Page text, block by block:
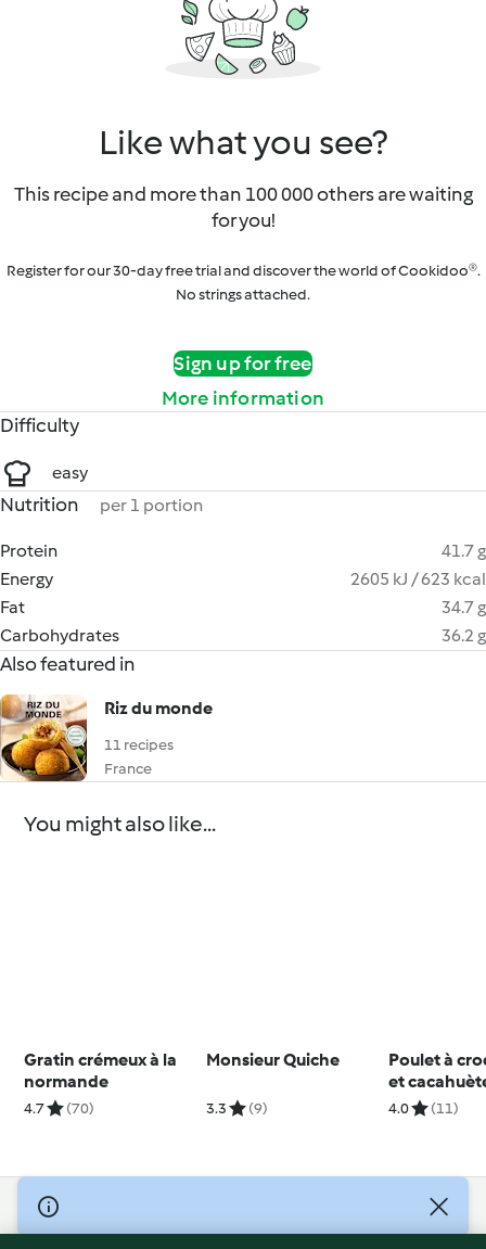
Like what you see?
This recipe and more than 100 000 others are waiting
for you!
Register for our 30-day free trial and discover the world of Cookidoo®.
No strings attached.
Sign up for free
More information
Difficulty
easy
Nutrition per 1 portion
Protein
41.7 g
Energy
2605 kJ / 623 kcal
Fat
34.7 g
Carbohydrates
36.2 g
Also featured in
Riz du monde
11 recipes
France
You might also like...
Gratin crémeux à la
normande
4.7 (70)
Monsieur Quiche
3.3 (9)
Poulet à
et
4.0 (11)
© Copyright 2026